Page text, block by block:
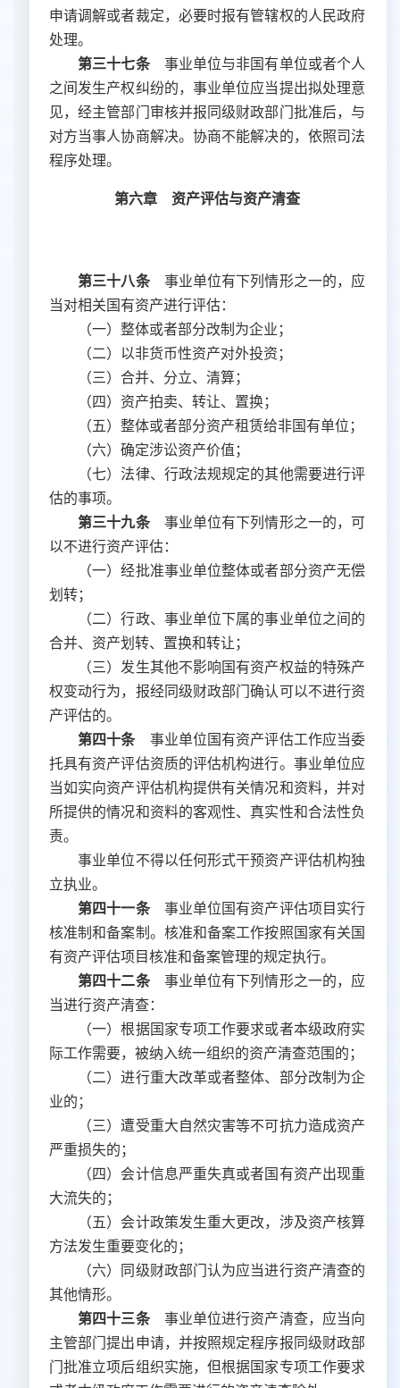
申请调解或者裁定，必要时报有管辖权的人民政府
处理。
第三十七条事业单位与非国有单位或者个人
之间发生产权纠纷的，事业单位应当提出拟处理意
见，经主管部门审核并报同级财政部门批准后，与
对方当事人协商解决。协商不能解决的，依照司法
程序处理。
第六章 资产评估与资产清查
第三十八条事业单位有下列情形之一的，应
当对相关国有资产进行评估：
（一）整体或者部分改制为企业；
（二）以非货币性资产对外投资；
（三）合并、分立、清算；
（四）资产拍卖、转让、置换；
（五）整体或者部分资产租赁给非国有单位；
（六）确定涉讼资产价值；
（七）法律、行政法规规定的其他需要进行评
估的事项。
第三十九条事业单位有下列情形之一的，可
以不进行资产评估：
（一）经批准事业单位整体或者部分资产无偿
划转；
（二）行政、事业单位下属的事业单位之间的
合并、资产划转、置换和转让；
（三）发生其他不影响国有资产权益的特殊产
权变动行为，报经同级财政部门确认可以不进行资
产评估的。
第四十条事业单位国有资产评估工作应当委
托具有资产评估资质的评估机构进行。事业单位应
当如实向资产评估机构提供有关情况和资料，并对
所提供的情况和资料的客观性、真实性和合法性负
责。
事业单位不得以任何形式干预资产评估机构独
立执业。
第四十一条事业单位国有资产评估项目实行
核准制和备案制。核准和备案工作按照国家有关国
有资产评估项目核准和备案管理的规定执行。
第四十二条事业单位有下列情形之一的，应
当进行资产清查：
（一）根据国家专项工作要求或者本级政府实
际工作需要，被纳入统一组织的资产清查范围的；
（二）进行重大改革或者整体、部分改制为企
业的；
（三）遭受重大自然灾害等不可抗力造成资产
严重损失的；
（四）会计信息严重失真或者国有资产出现重
大流失的；
（五）会计政策发生重大更改，涉及资产核算
方法发生重要变化的；
（六）同级财政部门认为应当进行资产清查的
其他情形。
第四十三条事业单位进行资产清查，应当向
主管部门提出申请，并按照规定程序报同级财政部
门批准立项后组织实施，但根据国家专项工作要求